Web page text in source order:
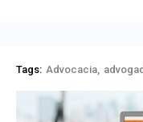
Tags: Advocacia